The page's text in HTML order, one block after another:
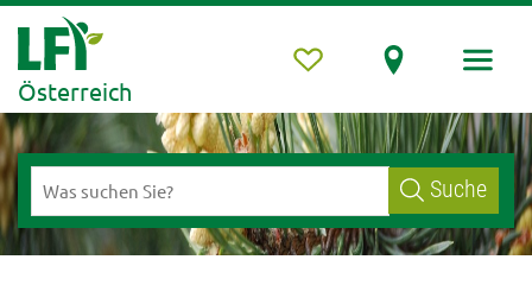
Österreich
Suche